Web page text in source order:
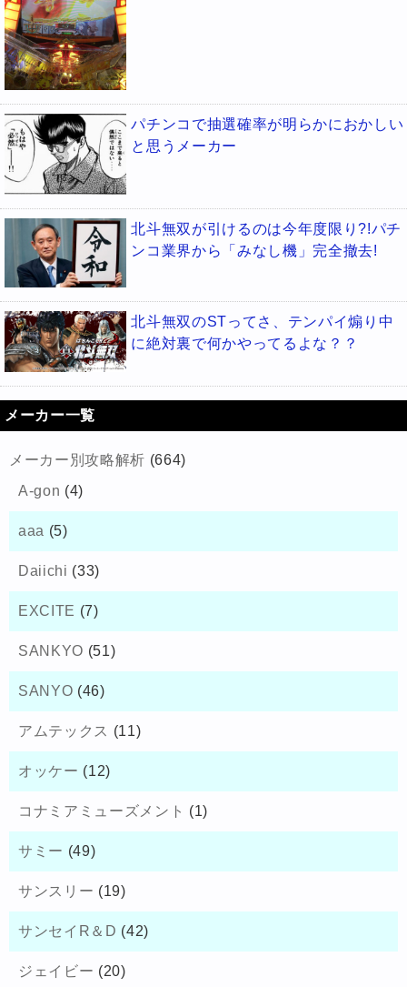
パチンコで抽選確率が明らかにおかしい
と思うメーカー
北斗無双が引けるのは今年度限り?!パチ
ンコ業界から「みなし機」完全撤去!
北斗無双のSTってさ、テンパイ煽り中
に絶対裏で何かやってるよな？？
メーカー一覧
メーカー別攻略解析 (664)
A-gon (4)
aaa (5)
Daiichi (33)
EXCITE (7)
SANKYO (51)
SANYO (46)
アムテックス (11)
オッケー (12)
コナミアミューズメント (1)
サミー (49)
サンスリー (19)
サンセイR＆D (42)
ジェイビー (20)